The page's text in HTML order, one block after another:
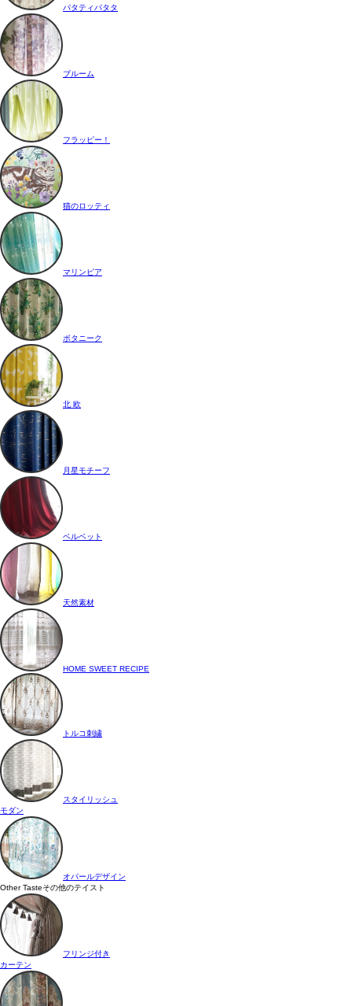
パタティパタタ
ブルーム
フラッピー！
猫のロッティ
マリンピア
ボタニーク
北 欧
月星モチーフ
ベルベット
天然素材
HOME SWEET RECIPE
トルコ刺繍
スタイリッシュ
モダン
オパールデザイン
Other Tasteその他のテイスト
フリンジ付き
カーテン